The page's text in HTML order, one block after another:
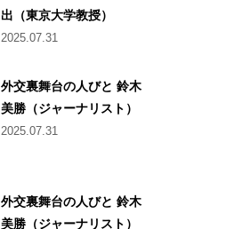
出（東京大学教授）
2025.07.31
外交裏舞台の人びと 鈴木
美勝（ジャーナリスト）
2025.07.31
外交裏舞台の人びと 鈴木
美勝（ジャーナリスト）